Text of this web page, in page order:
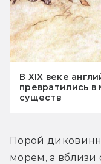
В XIX веке
превратились в
существ
Порой
морем, а